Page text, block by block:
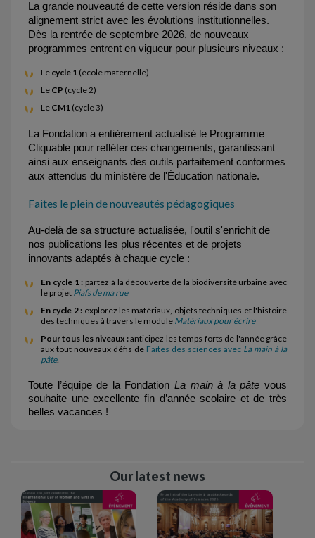
La grande nouveauté de cette version réside dans son
alignement strict avec les évolutions institutionnelles.
Dès la rentrée de septembre 2026, de nouveaux
programmes entrent en vigueur pour plusieurs niveaux :
Le cycle 1 (école maternelle)
Le CP (cycle 2)
Le CM1 (cycle 3)
La Fondation a entièrement actualisé le Programme
Cliquable pour refléter ces changements, garantissant
ainsi aux enseignants des outils parfaitement conformes
aux attendus du ministère de l'Éducation nationale.
Faites le plein de nouveautés pédagogiques
Au-delà de sa structure actualisée, l'outil s'enrichit de
nos publications les plus récentes et de projets
innovants adaptés à chaque cycle :
En cycle 1 : partez à la découverte de la biodiversité urbaine avec
le projet Piafs de ma rue
En cycle 2 : explorez les matériaux, objets techniques et l'histoire
des techniques à travers le module Matériaux pour écrire
Pour tous les niveaux :anticipez les temps forts de l'année grâce
aux tout nouveaux défis de Faites des sciences avec La main à la
pâte.
Toute l’équipe de la Fondation La main à la pâte vous
souhaite une excellente fin d’année scolaire et de très
belles vacances !
Our latest news